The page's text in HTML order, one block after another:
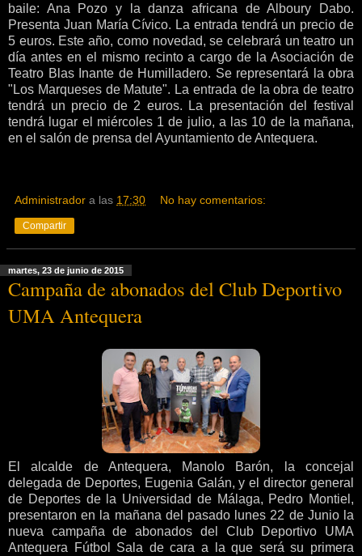
baile: Ana Pozo y la danza africana de Alboury Dabo.
Presenta Juan María Cívico. La entrada tendrá un precio de
5 euros. Este año, como novedad, se celebrará un teatro un
día antes en el mismo recinto a cargo de la Asociación de
Teatro Blas Inante de Humilladero. Se representará la obra
"Los Marqueses de Matute". La entrada de la obra de teatro
tendrá un precio de 2 euros. La presentación del festival
tendrá lugar el miércoles 1 de julio, a las 10 de la mañana,
en el salón de prensa del Ayuntamiento de Antequera.
Administrador a las 17:30 No hay comentarios:
Compartir
martes, 23 de junio de 2015
Campaña de abonados del Club Deportivo
UMA Antequera
El alcalde de Antequera, Manolo Barón, la concejal
delegada de Deportes, Eugenia Galán, y el director general
de Deportes de la Universidad de Málaga, Pedro Montiel,
presentaron en la mañana del pasado lunes 22 de Junio la
nueva campaña de abonados del Club Deportivo UMA
Antequera Fútbol Sala de cara a la que será su primera